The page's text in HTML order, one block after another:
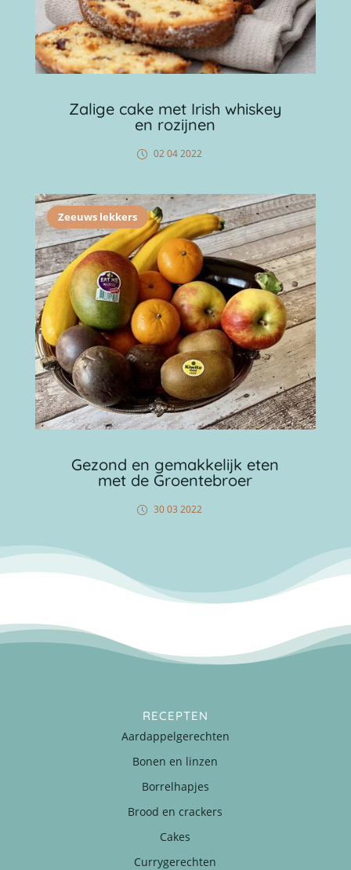
Zalige cake met Irish whiskey
en rozijnen
02 04 2022
Zeeuws lekkers
Gezond en gemakkelijk eten
met de Groentebroer
30 03 2022
RECEPTEN
Aardappelgerechten
Bonen en linzen
Borrelhapjes
Brood en crackers
Cakes
Currygerechten